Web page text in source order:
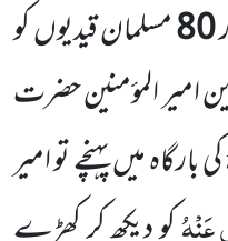
80مسلمان قیدیوں کو
امیر المؤمنین حضرت
کی بارگاہ میں پہنچے تو امیر
عَنْہُ